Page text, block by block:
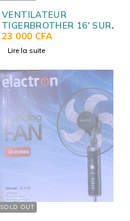
VENTILATEUR
TIGERBROTHER 16' SUR
PIED AVEC COMMANDE
BLANC GRIS FS40
23 000 CFA
Lire la suite
SOLD OUT